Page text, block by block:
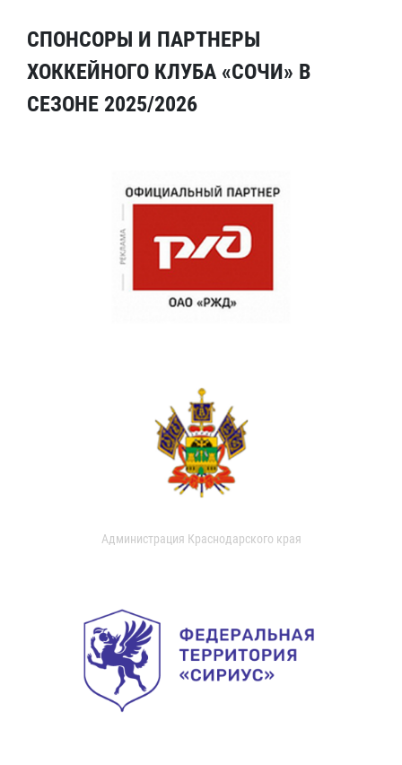
СПОНСОРЫ И ПАРТНЕРЫ
ХОККЕЙНОГО КЛУБА «СОЧИ» В
СЕЗОНЕ 2025/2026
Администрация Краснодарского края